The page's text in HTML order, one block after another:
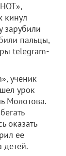
кинул
зарубили
пальцы,
telegram-
ученик
урок
Молотова.
оказать
ее
детей.